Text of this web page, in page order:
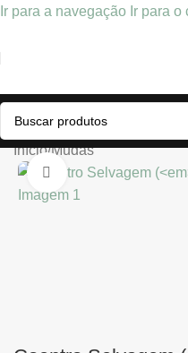
Ir para a navegação Ir para
Início/Mudas
Clique para ampliar